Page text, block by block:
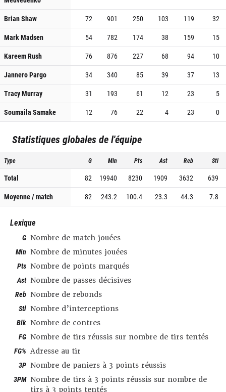
Brian Shaw 72 901 250 103 119
32
Mark Madsen
54 782 174 38 159
15
Kareem Rush
76 876 227 68 94
10
Jannero Pargo
34 340 85 39 37
13
Tracy Murray
31 193 61 12 23
5
Soumaila Samake
12 76 22 4 23 0
Statistiques globales de l'équipe
Type G Min Pts Ast Reb Stl
Total 82 19940 8230 1909 3632
639
Moyenne / match
82 243.2 100.4 23.3 44.3 7.8
Lexique
G Nombre de match jouées
Min Nombre de minutes jouées
Pts Nombre de points marqués
Ast Nombre de passes décisives
Reb Nombre de rebonds
Stl Nombre d’interceptions
Blk Nombre de contres
FG Nombre de tirs réussis sur nombre de tirs tentés
FG% Adresse au tir
3P Nombre de paniers à 3 points réussis
3PM Nombre de tirs à 3 points réussis sur nombre de
tirs à 3 points tentés